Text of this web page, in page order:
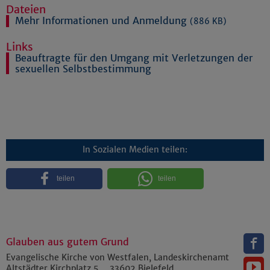
Dateien
Mehr Informationen und Anmeldung (886 KB)
Links
Beauftragte für den Umgang mit Verletzungen der
sexuellen Selbstbestimmung
In Sozialen Medien teilen:
teilen teilen
Glauben aus gutem Grund
Evangelische Kirche von Westfalen, Landeskirchenamt